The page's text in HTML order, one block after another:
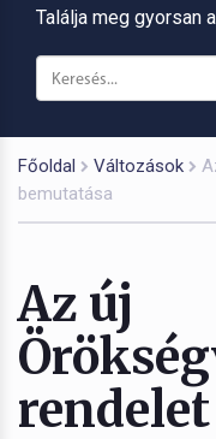
Találja meg gyorsan
Főoldal Változások
bemutatása
Az új